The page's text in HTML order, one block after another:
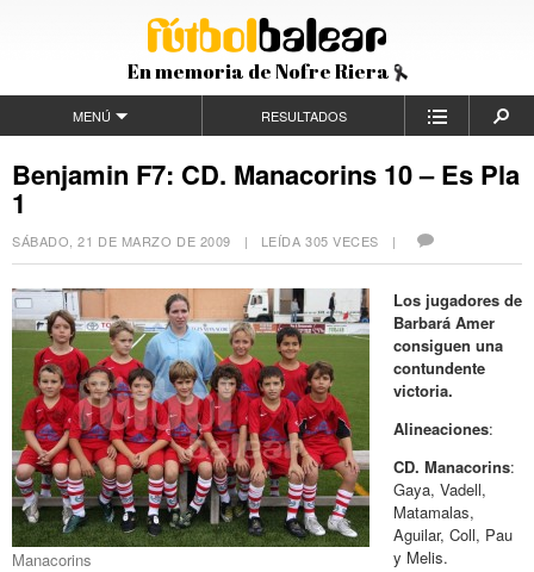
En memoria de Nofre Riera
MENÚ RESULTADOS
Benjamin F7: CD. Manacorins 10 – Es Pla
1
SÁBADO, 21 DE MARZO DE 2009 | LEÍDA 305 VECES |
Manacorins
Los jugadores de
Barbará Amer
consiguen una
contundente
victoria.
Alineaciones:
CD. Manacorins:
Gaya, Vadell,
Matamalas,
Aguilar, Coll, Pau
y Melis.